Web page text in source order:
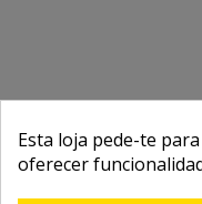
Esta loja pede-te
oferecer